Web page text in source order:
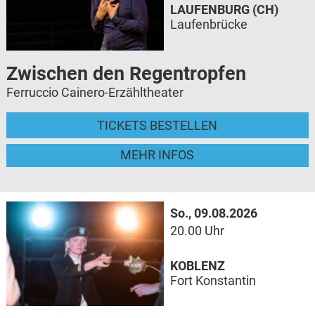
Zwischen den Regentropfen
Ferruccio Cainero-Erzähltheater
TICKETS BESTELLEN
MEHR INFOS
LAUFENBURG (CH)
Laufenbrücke
So., 09.08.2026
20.00 Uhr
KOBLENZ
Fort Konstantin